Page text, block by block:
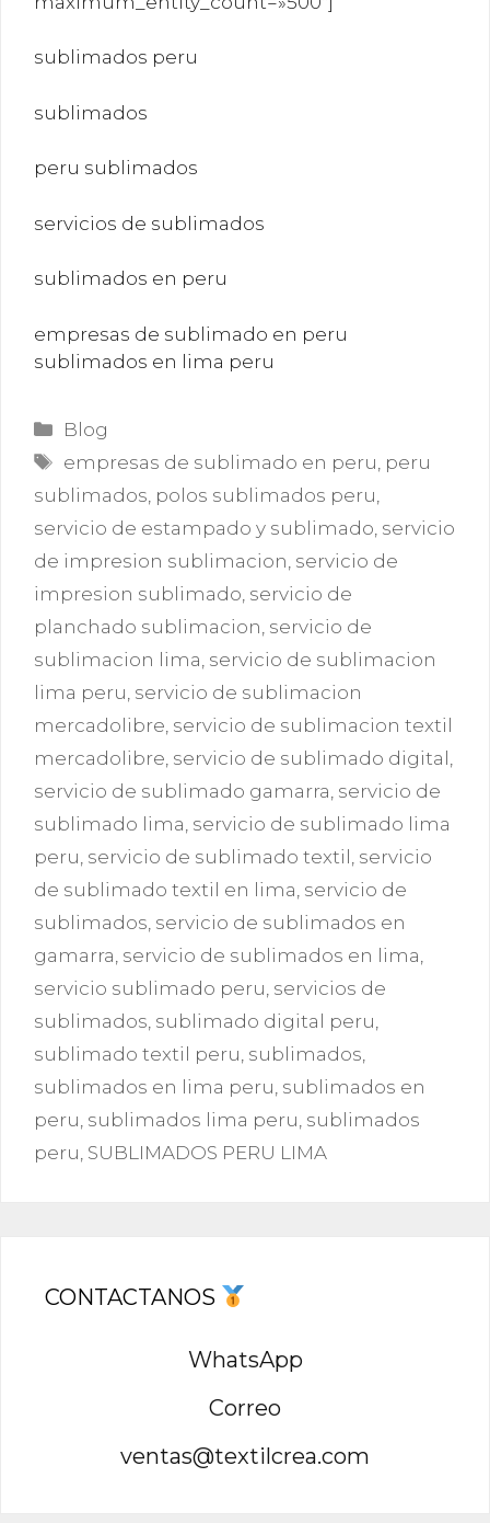
sublimados peru
sublimados
peru sublimados
servicios de sublimados
sublimados en peru
empresas de sublimado en peru
sublimados en lima peru
Categorías
Blog
Etiquetas
empresas de sublimado en peru peru
sublimados polos sublimados peru
servicio de estampado y sublimado servicio
de impresion sublimacion servicio de
impresion sublimado servicio de
planchado sublimacion servicio de
sublimacion lima servicio de sublimacion
lima peru servicio de sublimacion
mercadolibre servicio de sublimacion textil
mercadolibre servicio de sublimado digital
servicio de sublimado gamarra servicio de
sublimado lima servicio de sublimado lima
peru servicio de sublimado textil servicio
de sublimado textil en lima servicio de
sublimados servicio de sublimados en
gamarra servicio de sublimados en lima
servicio sublimado peru servicios de
sublimados sublimado digital peru
sublimado textil peru sublimados
sublimados en lima peru sublimados en
peru sublimados lima peru sublimados
peru SUBLIMADOS PERU LIMA
CONTACTANOS
WhatsApp
Correo
ventas@textilcrea.com